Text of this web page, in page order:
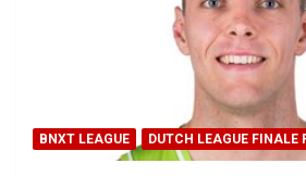
BNXT LEAGUE DUTCH LEAGUE FINALE